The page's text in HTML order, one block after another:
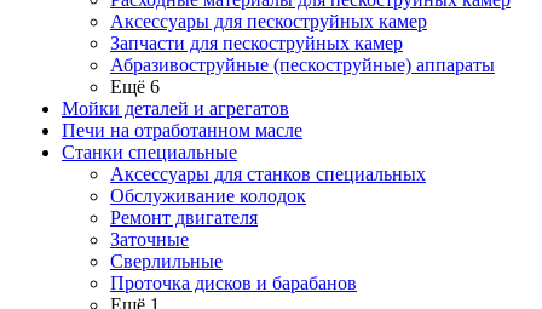
Аксессуары для пескоструйных камер
Запчасти для пескоструйных камер
Абразивоструйные (пескоструйные) аппараты
Ещё 6
Мойки деталей и агрегатов
Печи на отработанном масле
Станки специальные
Аксессуары для станков специальных
Обслуживание колодок
Ремонт двигателя
Заточные
Сверлильные
Проточка дисков и барабанов
Ещё 1